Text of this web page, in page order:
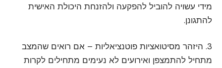
מידי עשויה להוביל להפקעה ולהזנחת היכולת האישית
להתגונן.
3. היזהר מסיטואציות פוטנציאליות – אם רואים שהמצב
מתחיל להתמצפן ואירועים לא נעימים מתחילים לקרות